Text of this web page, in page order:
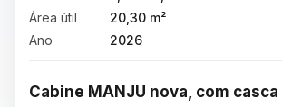
Área útil
20,30 m²
Ano
2026
Cabine MANJU nova, com